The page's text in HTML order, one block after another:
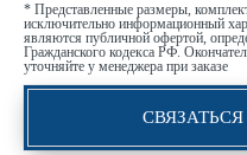
* Представленные размеры,
исключительно информационный
являются публичной офертой,
Гражданского кодекса РФ.
уточняйте у менеджера при заказе